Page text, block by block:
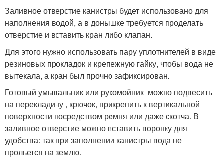
Заливное отверстие канистры будет использовано для
наполнения водой, а в донышке требуется проделать
отверстие и вставить кран либо клапан.
Для этого нужно использовать пару уплотнителей в виде
резиновых прокладок и крепежную гайку, чтобы вода не
вытекала, а кран был прочно зафиксирован.
Готовый умывальник или рукомойник можно подвесить
на перекладину , крючок, прикрепить к вертикальной
поверхности посредством ремня или даже скотча. В
заливное отверстие можно вставить воронку для
удобства: так при заполнении канистры вода не
прольется на землю.